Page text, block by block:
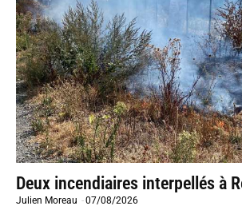
Deux incendiaires interpellés à
Julien Moreau -07/08/2026